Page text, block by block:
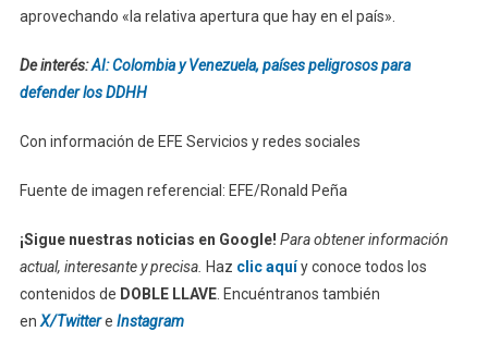
aprovechando «la relativa apertura que hay en el país».
De interés:AI: Colombia y Venezuela, países peligrosos para
defender los DDHH
Con información de EFE Servicios y redes sociales
Fuente de imagen referencial: EFE/Ronald Peña
¡Sigue nuestras noticias en Google! Para obtener información
actual, interesante y precisa. Haz clic aquíy conoce todos los
contenidos de DOBLE LLAVE. Encuéntranos también
enX/Twittere Instagram